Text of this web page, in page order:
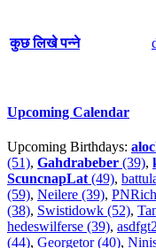
कुछ लिखे पन्ने
Upcoming Calendar
Upcoming Birthdays:
(51), Gahdrabeber (39),
ScuncnapLat(49),
(59), Neilere (39),
(38), Swistidowk (52),
hedeswilferse (39),
(44), Georgetor (40),